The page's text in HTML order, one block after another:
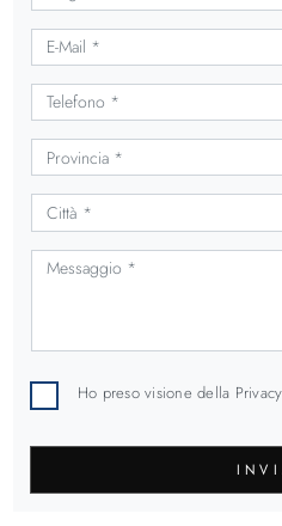
Ho preso visione della